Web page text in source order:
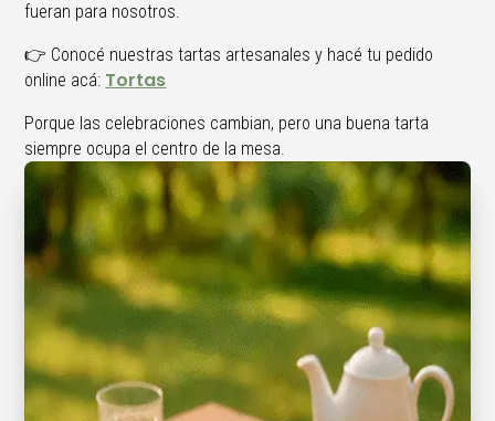
fueran para nosotros.
👉 Conocé nuestras tartas artesanales y hacé tu pedido
online acá: Tortas
Porque las celebraciones cambian, pero una buena tarta
siempre ocupa el centro de la mesa.